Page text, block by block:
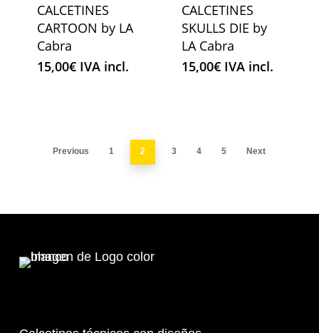
CALCETINES
CARTOON by LA
Cabra
15,00€ IVA incl.
CALCETINES
SKULLS DIE by
LA Cabra
15,00€ IVA incl.
Previous 1 2 3 4 5 Next